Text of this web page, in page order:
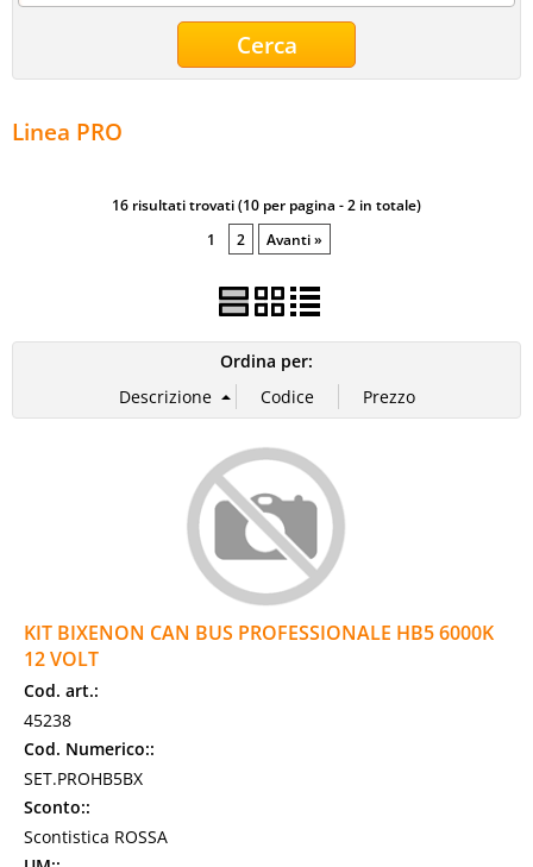
Linea PRO
16 risultati trovati (10 per pagina - 2 in totale)
1
2 Avanti »
Ordina per:
KIT BIXENON CAN BUS PROFESSIONALE HB5 6000K
12 VOLT
Cod. art.:
45238
Cod. Numerico::
SET.PROHB5BX
Sconto::
Scontistica ROSSA